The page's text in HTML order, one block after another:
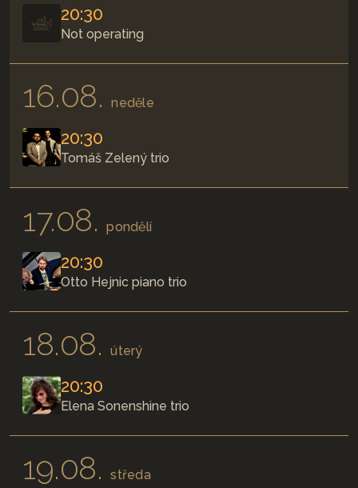
20:30
Not operating
16.08.neděle
20:30
Tomáš Zelený trio
17.08.pondělí
20:30
Otto Hejnic piano trio
18.08.úterý
20:30
Elena Sonenshine trio
19.08.středa